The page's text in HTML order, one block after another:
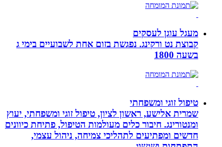
מעגל עוגן לעסקים
קבוצת נט ורקינג. נפגשת בזום אחת לשבועיים בימי ג
בשעה 1800
טיפול זוגי ומשפחתי
שמרית אלישע, ראשון לציון, טיפול זוגי ומשפחתי, יעוץ
ומנטורינג. חיבור כלים מעולמות הטיפול, פתיחת כיוונים
חדשים ומפתיעים לתהליכי צמיחה, ניהול עצמי,